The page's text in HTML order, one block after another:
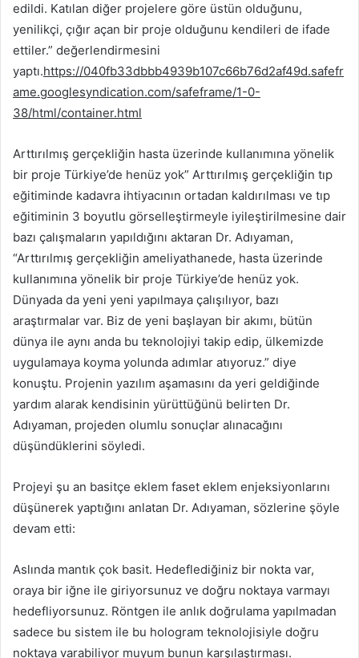
edildi. Katılan diğer projelere göre üstün olduğunu,
yenilikçi, çığır açan bir proje olduğunu kendileri de ifade
ettiler.” değerlendirmesini
yaptı.https://040fb33dbbb4939b107c66b76d2af49d.safefr
ame.googlesyndication.com/safeframe/1-0-
38/html/container.html
Arttırılmış gerçekliğin hasta üzerinde kullanımına yönelik
bir proje Türkiye’de henüz yok” Arttırılmış gerçekliğin tıp
eğitiminde kadavra ihtiyacının ortadan kaldırılması ve tıp
eğitiminin 3 boyutlu görselleştirmeyle iyileştirilmesine dair
bazı çalışmaların yapıldığını aktaran Dr. Adıyaman,
“Arttırılmış gerçekliğin ameliyathanede, hasta üzerinde
kullanımına yönelik bir proje Türkiye’de henüz yok.
Dünyada da yeni yeni yapılmaya çalışılıyor, bazı
araştırmalar var. Biz de yeni başlayan bir akımı, bütün
dünya ile aynı anda bu teknolojiyi takip edip, ülkemizde
uygulamaya koyma yolunda adımlar atıyoruz.” diye
konuştu. Projenin yazılım aşamasını da yeri geldiğinde
yardım alarak kendisinin yürüttüğünü belirten Dr.
Adıyaman, projeden olumlu sonuçlar alınacağını
düşündüklerini söyledi.
Projeyi şu an basitçe eklem faset eklem enjeksiyonlarını
düşünerek yaptığını anlatan Dr. Adıyaman, sözlerine şöyle
devam etti:
Aslında mantık çok basit. Hedeflediğiniz bir nokta var,
oraya bir iğne ile giriyorsunuz ve doğru noktaya varmayı
hedefliyorsunuz. Röntgen ile anlık doğrulama yapılmadan
sadece bu sistem ile bu hologram teknolojisiyle doğru
noktaya varabiliyor muyum bunun karşılaştırması.